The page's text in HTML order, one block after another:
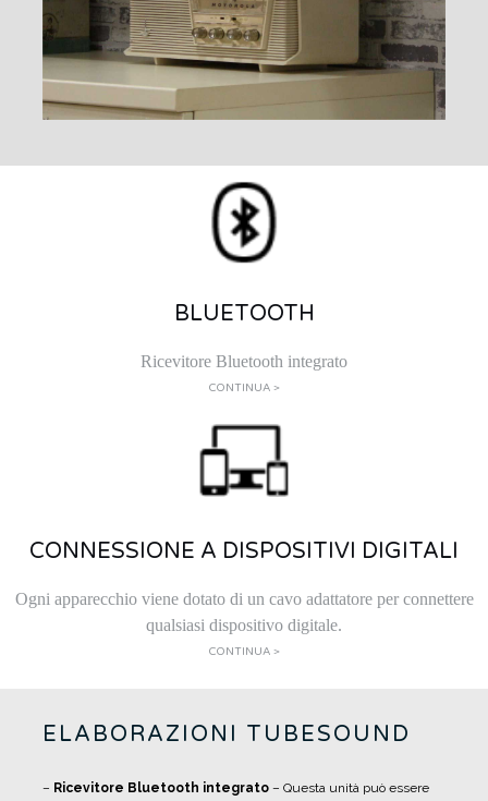
BLUETOOTH
Ricevitore Bluetooth integrato
CONTINUA >
CONNESSIONE A DISPOSITIVI DIGITALI
Ogni apparecchio viene dotato di un cavo adattatore per connettere
qualsiasi dispositivo digitale.
CONTINUA >
ELABORAZIONI TUBESOUND
– Ricevitore Bluetooth integrato – Questa unità può essere